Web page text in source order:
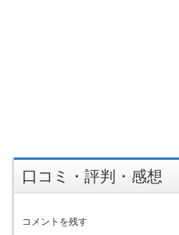
口コミ・評判・感想
コメントを残す